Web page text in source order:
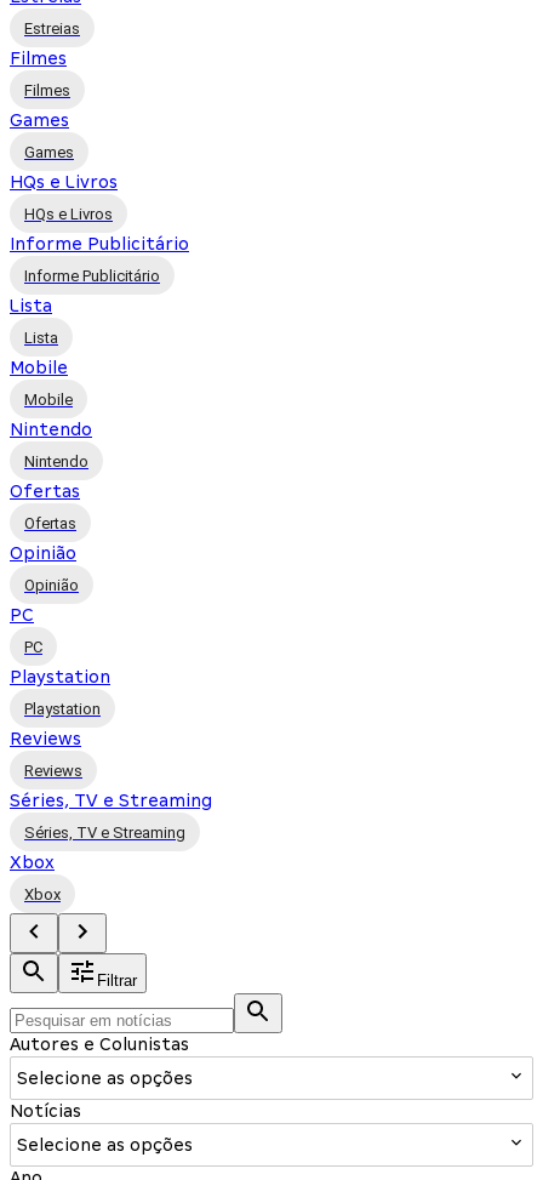
Estreias
Filmes
Filmes
Games
Games
HQs e Livros
HQs e Livros
Informe Publicitário
Informe Publicitário
Lista
Lista
Mobile
Mobile
Nintendo
Nintendo
Ofertas
Ofertas
Opinião
Opinião
PC
PC
Playstation
Playstation
Reviews
Reviews
Séries, TV e Streaming
Séries, TV e Streaming
Xbox
Xbox
Filtrar
Autores e Colunistas
Selecione as opções
Notícias
Selecione as opções